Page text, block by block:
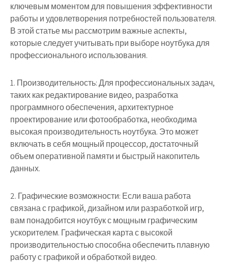
ключевым моментом для повышения эффективности
работы и удовлетворения потребностей пользователя.
В этой статье мы рассмотрим важные аспекты,
которые следует учитывать при выборе ноутбука для
профессионального использования.
1. Производительность: Для профессиональных задач,
таких как редактирование видео, разработка
программного обеспечения, архитектурное
проектирование или фотообработка, необходима
высокая производительность ноутбука. Это может
включать в себя мощный процессор, достаточный
объем оперативной памяти и быстрый накопитель
данных.
2. Графические возможности: Если ваша работа
связана с графикой, дизайном или разработкой игр,
вам понадобится ноутбук с мощным графическим
ускорителем. Графическая карта с высокой
производительностью способна обеспечить плавную
работу с графикой и обработкой видео.